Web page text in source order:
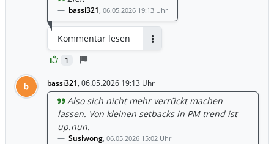
1
bassi321, 06.05.2026 19:13 Uhr
Kommentar lesen
b bassi321, 06.05.2026 19:13 Uhr
Also sich nicht mehr verrückt machen
lassen. Von kleinen setbacks in PM trend ist
up.nun.
Susiwong, 06.05.2026 15:02 Uhr